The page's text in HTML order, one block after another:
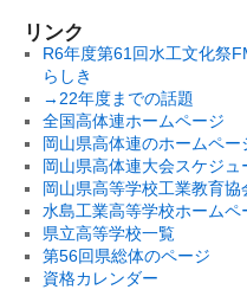
リンク
R6年度第61回水工文化祭
らしき
→22年度までの話題
全国高体連ホームページ
岡山県高体連のホームペー
岡山県高体連大会スケジュ
岡山県高等学校工業教育協
水島工業高等学校ホームペ
県立高等学校一覧
第56回県総体のページ
資格カレンダー